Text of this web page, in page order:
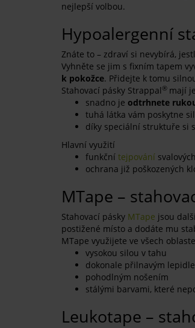
nejlepší volbou.
Hypoalergenní
Znáte to – zdraví si nevybírá,
Vyhněte se jim s fixním tapem
k pokožce. Přidejte k tomu
Stahovací pásky Strappal® mají
snadno je odtrhnete
tuhá látka vám poskytne
díky speciální struktuře si
Hlavní využití
funkční tejpování
ochrana již poškozených
MTape –
Stahovací pásky MTape jsou
postižené místo a dodáte mu
MTape využijete ve všech
vysokou silou v tahu
dokonale přilnavým
pohodlným nošením
stálými barvami, které
Leukotape –